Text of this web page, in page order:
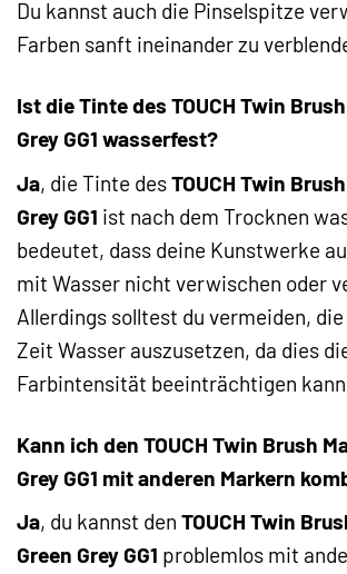
Du kannst auch die Pinselspitze
Farben sanft ineinander zu
Ist die Tinte des TOUCH Twin
Grey GG1 wasserfest?
Ja, die Tinte desTOUCH Twin
Grey GG1 ist nach dem Trocknen
bedeutet, dass deine Kunstwerke
mit Wasser nicht verwischen oder
Allerdings solltest du vermeiden,
Zeit Wasser auszusetzen, da dies
Farbintensität beeinträchtigen
Kann ich den TOUCH Twin Brush
Grey GG1 mit anderen Markern
Ja, du kannst den TOUCH Twin
Green Grey GG1 problemlos mit